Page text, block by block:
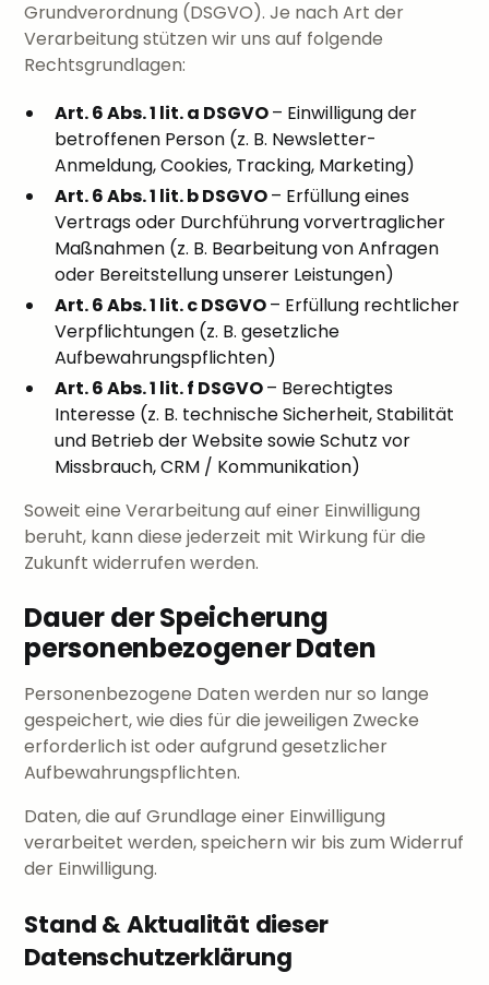
Grundverordnung (DSGVO). Je nach Art der
Verarbeitung stützen wir uns auf folgende
Rechtsgrundlagen:
Art. 6 Abs. 1 lit. a DSGVO– Einwilligung der
betroffenen Person (z. B. Newsletter-
Anmeldung, Cookies, Tracking, Marketing)
Art. 6 Abs. 1 lit. b DSGVO– Erfüllung eines
Vertrags oder Durchführung vorvertraglicher
Maßnahmen (z. B. Bearbeitung von Anfragen
oder Bereitstellung unserer Leistungen)
Art. 6 Abs. 1 lit. c DSGVO– Erfüllung rechtlicher
Verpflichtungen (z. B. gesetzliche
Aufbewahrungspflichten)
Art. 6 Abs. 1 lit. f DSGVO– Berechtigtes
Interesse (z. B. technische Sicherheit, Stabilität
und Betrieb der Website sowie Schutz vor
Missbrauch, CRM / Kommunikation)
Soweit eine Verarbeitung auf einer Einwilligung
beruht, kann diese jederzeit mit Wirkung für die
Zukunft widerrufen werden.
Dauer der Speicherung
personenbezogener Daten
Personenbezogene Daten werden nur so lange
gespeichert, wie dies für die jeweiligen Zwecke
erforderlich ist oder aufgrund gesetzlicher
Aufbewahrungspflichten.
Daten, die auf Grundlage einer Einwilligung
verarbeitet werden, speichern wir bis zum Widerruf
der Einwilligung.
Stand & Aktualität dieser
Datenschutzerklärung